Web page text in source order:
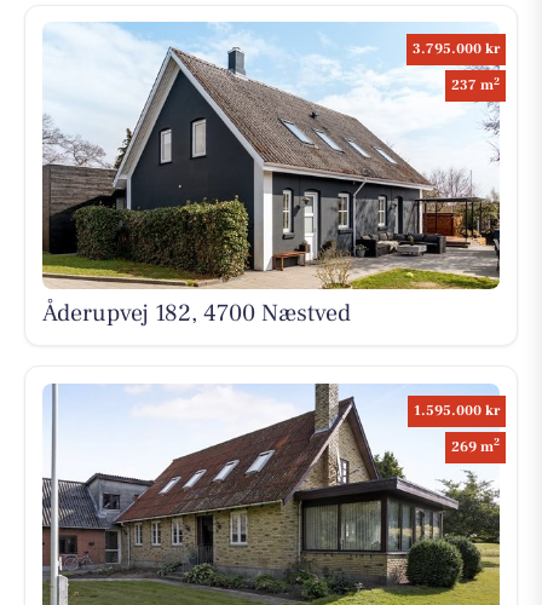
3.795.000 kr
237 m2
Åderupvej 182, 4700 Næstved
1.595.000 kr
269 m2